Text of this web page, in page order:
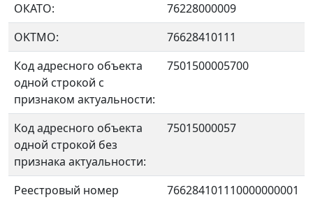
ОКАТО:
76228000009
OKTMO:
76628410111
Код адресного объекта
одной строкой с
признаком актуальности:
7501500005700
Код адресного объекта
одной строкой без
признака актуальности:
75015000057
Реестровый номер
766284101110000000001